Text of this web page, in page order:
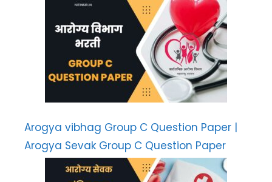
Arogya vibhag Group C Question Paper |
Arogya Sevak Group C Question Paper